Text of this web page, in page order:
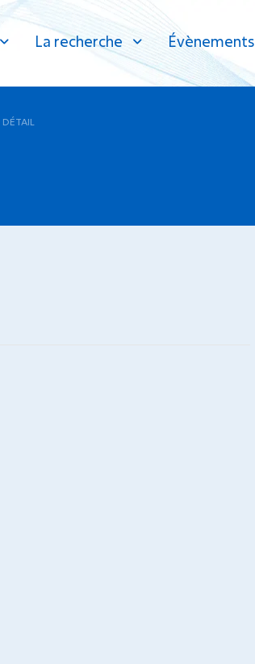
La recherche Évènements
DÉTAIL